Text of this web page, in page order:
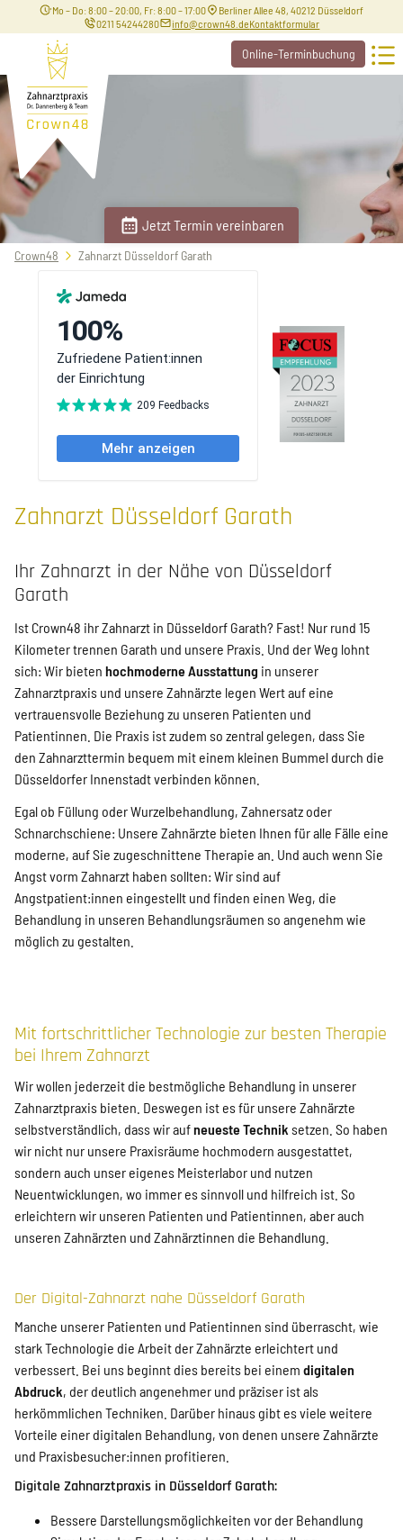
Mo – Do: 8:00 – 20:00, Fr: 8:00 – 17:00
Berliner Allee 48, 40212 Düsseldorf
0211 54244280
info@crown48.deKontaktformular
Online-Terminbuchung
Jetzt Termin vereinbaren
Sie
Crown48 Zahnarzt Düsseldorf Garath
Zahnarzt Düsseldorf Garath
Ihr Zahnarzt in der Nähe von Düsseldorf
Garath
Ist Crown48 ihr Zahnarzt in Düsseldorf Garath? Fast! Nur rund 15
Kilometer trennen Garath und unsere Praxis. Und der Weg lohnt
sich: Wir bieten hochmoderne Ausstattung in unserer
Zahnarztpraxis und unsere Zahnärzte legen Wert auf eine
vertrauensvolle Beziehung zu unseren Patienten und
Patientinnen. Die Praxis ist zudem so zentral gelegen, dass Sie
den Zahnarzttermin bequem mit einem kleinen Bummel durch die
Düsseldorfer Innenstadt verbinden können.
Egal ob Füllung oder Wurzelbehandlung, Zahnersatz oder
Schnarchschiene: Unsere Zahnärzte bieten Ihnen für alle Fälle eine
moderne, auf Sie zugeschnittene Therapie an. Und auch wenn Sie
Angst vorm Zahnarzt haben sollten: Wir sind auf
Angstpatient:innen eingestellt und finden einen Weg, die
Behandlung in unseren Behandlungsräumen so angenehm wie
möglich zu gestalten.
Mit fortschrittlicher Technologie zur besten Therapie
bei Ihrem Zahnarzt
Wir wollen jederzeit die bestmögliche Behandlung in unserer
Zahnarztpraxis bieten. Deswegen ist es für unsere Zahnärzte
selbstverständlich, dass wir aufneueste Technik setzen. So haben
wir nicht nur unsere Praxisräume hochmodern ausgestattet,
sondern auch unser eigenes Meisterlabor und nutzen
Neuentwicklungen, wo immer es sinnvoll und hilfreich ist. So
erleichtern wir unseren Patienten und Patientinnen, aber auch
unseren Zahnärzten und Zahnärztinnen die Behandlung.
Der Digital-Zahnarzt nahe Düsseldorf Garath
Manche unserer Patienten und Patientinnen sind überrascht, wie
stark Technologie die Arbeit der Zahnärzte erleichtert und
verbessert. Bei uns beginnt dies bereits bei einem digitalen
Abdruck, der deutlich angenehmer und präziser ist als
herkömmlichen Techniken. Darüber hinaus gibt es viele weitere
Vorteile einer digitalen Behandlung, von denen unsere Zahnärzte
und Praxisbesucher:innen profitieren.
Digitale Zahnarztpraxis in Düsseldorf Garath:
Bessere Darstellungsmöglichkeiten vor der Behandlung